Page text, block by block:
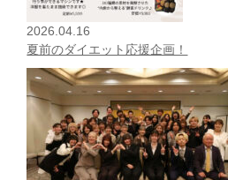
2026.04.16
夏前のダイエット応援企画！